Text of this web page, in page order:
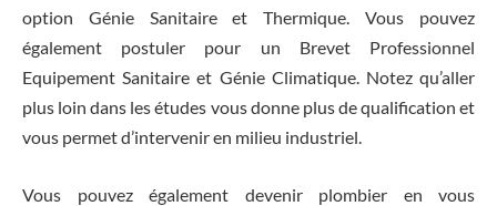
option Génie Sanitaire et Thermique. Vous pouvez
également postuler pour un Brevet Professionnel
Equipement Sanitaire et Génie Climatique. Notez qu’aller
plus loin dans les études vous donne plus de qualification et
vous permet d’intervenir en milieu industriel.
Vous pouvez également devenir plombier en vous